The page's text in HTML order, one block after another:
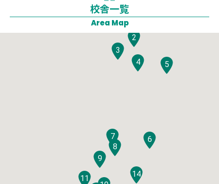
校舎一覧
Area Map
1
2
3
4
5
6
7
8
9
11
14